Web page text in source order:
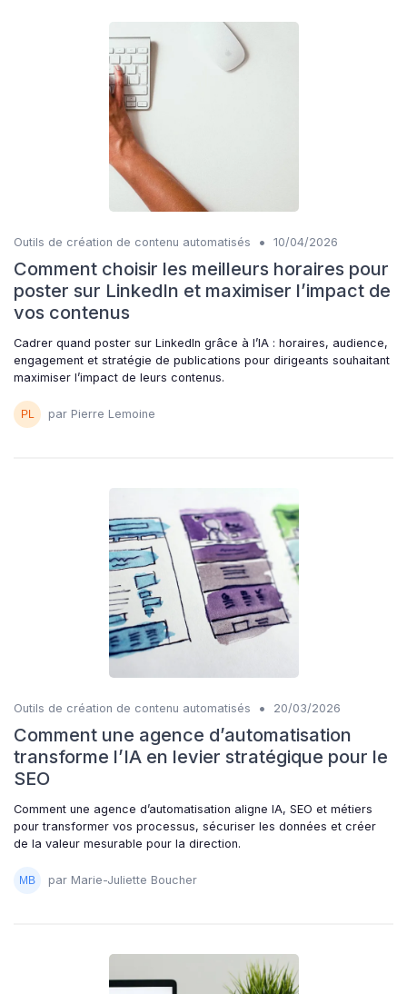
Outils de création de contenu automatisés • 10/04/2026
Comment choisir les meilleurs horaires pour
poster sur LinkedIn et maximiser l’impact de
vos contenus
Cadrer quand poster sur LinkedIn grâce à l’IA : horaires, audience,
engagement et stratégie de publications pour dirigeants souhaitant
maximiser l’impact de leurs contenus.
par Pierre Lemoine
Outils de création de contenu automatisés • 20/03/2026
Comment une agence d’automatisation
transforme l’IA en levier stratégique pour le
SEO
Comment une agence d’automatisation aligne IA, SEO et métiers
pour transformer vos processus, sécuriser les données et créer
de la valeur mesurable pour la direction.
par Marie-Juliette Boucher